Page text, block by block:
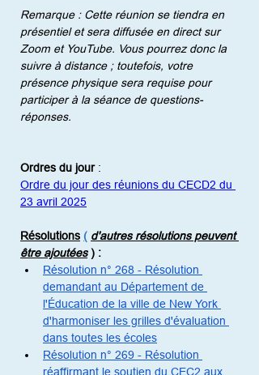
Remarque : Cette réunion se tiendra en
présentiel et sera diffusée en direct sur
Zoom et YouTube. Vous pourrez donc la
suivre à distance ; toutefois, votre
présence physique sera requise pour
participer à la séance de questions-
réponses.
Ordres du jour :
Ordre du jour des réunions du CECD2 du
23 avril 2025
Résolutions ( d'autres résolutions peuvent
être ajoutées ) :
Résolution n° 268 - Résolution
demandant au Département de
l'Éducation de la ville de New York
d'harmoniser les grilles d'évaluation
dans toutes les écoles
Résolution n° 269 - Résolution
réaffirmant le soutien du CEC2 aux